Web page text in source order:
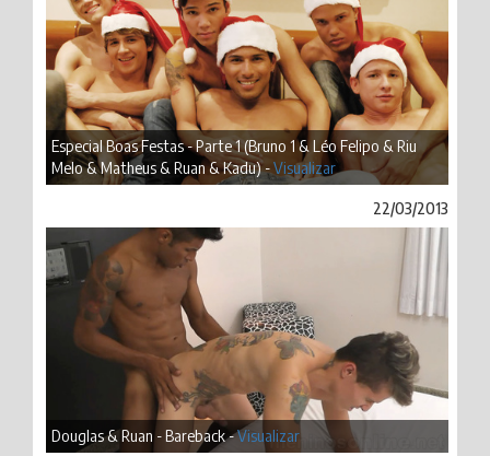
Especial Boas Festas - Parte 1 (Bruno 1 & Léo Felipo & Riu
Melo & Matheus & Ruan & Kadu) -Visualizar
22/03/2013
Douglas & Ruan - Bareback -Visualizar